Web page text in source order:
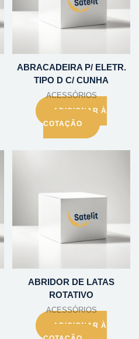
ABRACADEIRA P/ ELETR.
TIPO D C/ CUNHA
ACESSÓRIOS
ADICIONAR À
COTAÇÃO
ABRIDOR DE LATAS
ROTATIVO
ACESSÓRIOS
ADICIONAR À